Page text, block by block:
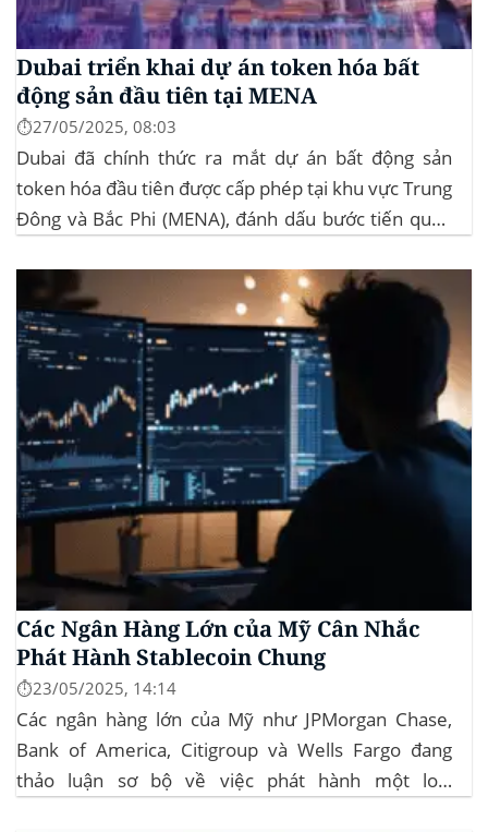
Dubai triển khai dự án token hóa bất
động sản đầu tiên tại MENA
⏱️27/05/2025, 08:03
Dubai đã chính thức ra mắt dự án bất động sản
token hóa đầu tiên được cấp phép tại khu vực Trung
Đông và Bắc Phi (MENA), đánh dấu bước tiến quan
vào lĩnh vực bất động sản. Dự án này là...
Các Ngân Hàng Lớn của Mỹ Cân Nhắc
Phát Hành Stablecoin Chung
⏱️23/05/2025, 14:14
Các ngân hàng lớn của Mỹ như JPMorgan Chase,
Bank of America, Citigroup và Wells Fargo đang
thảo luận sơ bộ về việc phát hành một loại